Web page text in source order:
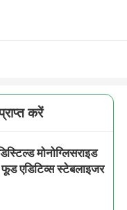
करें
मोनोग्लिसराइड
एडिटिव्स स्टेबलाइजर